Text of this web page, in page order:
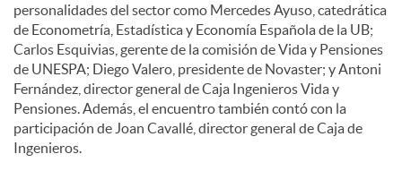
e
n
personalidades del sector como Mercedes Ayuso, catedrática
de Econometría, Estadística y Economía Española de la UB;
Carlos Esquivias, gerente de la comisión de Vida y Pensiones
de UNESPA; Diego Valero, presidente de Novaster; y Antoni
Fernández, director general de Caja Ingenieros Vida y
Pensiones. Además, el encuentro también contó con la
participación de Joan Cavallé, director general de Caja de
Ingenieros.